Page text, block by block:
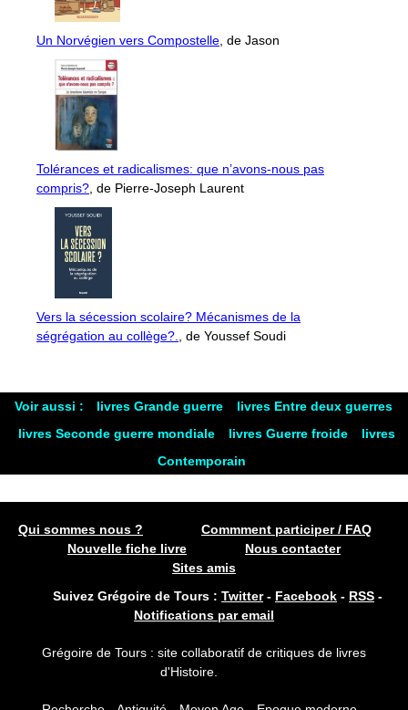
Un Norvégien vers Compostelle , de Jason
Tolérances et radicalismes: que n’avons-nous pas
compris? , de Pierre-Joseph Laurent
Vers la sécession scolaire? Mécanismes de la
ségrégation au collège?.
, de Youssef Soudi
Voir aussi : livres Grande guerre
livres Entre deux guerres
livres Seconde guerre mondiale
livres Guerre froide
livres
Contemporain
Qui sommes nous ?
Commment participer / FAQ
Nouvelle fiche livre
Nous contacter
Sites amis
Suivez Grégoire de Tours : Twitter- Facebook - RSS -
Notifications par email
Grégoire de Tours : site collaboratif de critiques de livres
d'Histoire.